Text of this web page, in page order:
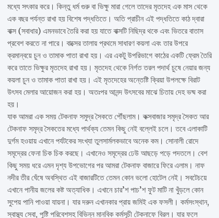
মধ্যে সৎকার করে। কিন্তু ধর্ম গুরু বা ভিক্ষু মারা গেলে তাদের মৃতদেহ এক মাস থেকে
এক বছর পর্যন্ত রাখা হয় বিশেষ পদ্ধতিতে। অতি প্রাচীন এই পদ্ধতিতে কাঠ দ্বারা
বাক্স (সবাধার) এমনভাবে তৈরি করা হয় যাতে বাক্সটি নিছিদ্র থকে এবং ভিতরে বাতাস
প্রবেশ করতে না পারে। বাক্সের তালায় প্রথমে সাধারণ কয়লা এবং তার উপরে
ক্রমান্বয়ে চুন ও তামাক পাতা রাখা হয়। এর একটু উপরিভাগে কাঠের একটি ফ্রেম তৈরি
করে তাতে ভিক্ষুর মৃতদেহ রাখা হয়। মৃতদেহ থেকে নির্গত তরল পদার্থ চুষে নেয়ার জন্য
কয়লা চুন ও তামাক পাতা রাখা হয়। এই মৃতদেহের অন্তেষ্টি ক্রিয়া উপলক্ষে বিরাট
উৎসব মেলার আয়োজন করা হয়। অতঃপর আনন্দ উৎসবের মাঝে চিতায় দেহ ভষ্ম করা
হয়।
যাক আমরা এক সময় টেকনাফ সমুদ্র সৈকতে পৌঁছলাম। কক্সবাজার সমৃদ্র সৈকত আর
টেকনাফ সমৃদ্র সৈকতের মধ্যে পার্থক্য তেমন কিছু নেই বল্লেই চলে। তবে এলাকাটি
দুর্গম হওয়ায় এখানে পর্যটকের সংখ্যা তুলসার্মলকভাবে অনেক কম। সোনালী রোদে
সমৃদ্রের ফেনা চিক চিক করছে। এখানেও সমৃদ্রের ঢেউ আছড়ে পড়ে পদতলে। বেশ
কিছু সময় ধরে এমন দৃশ্য উপভোগের পর আমরা টেকনাফ বাজারে ফিরে এলাম। নাফ
নদীর তীর ঘেঁষে অবস্থিত এই বাজারটিতে তেমন কোন ভলো হোটেল নেই। সবটেচয়ে
এখানে পানীয় জলের কষ্ট অত্যাধিক। এখানে চার’শ পাচ’শ ফুট মাটি না খুঁড়লে কোন
সুপেয় পানি পাওয়া যায়না। যার দরুন এখানকার প্রায় জমিই এক ফসলী। কর্মসংস্থান,
স্বাস্থ্য সেবা, পুষ্টি পরিবেশসহ বিভিন্ন মানবিক কর্মসূচী টেকনাফে বিরল। যার ফলে